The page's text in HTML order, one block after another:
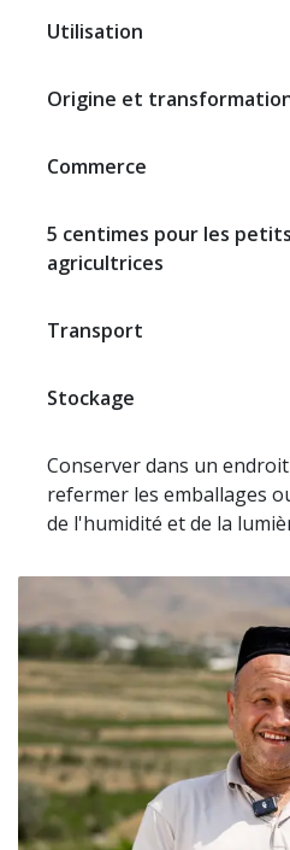
Utilisation
Origine et
Commerce
5 centimes pour les
agricultrices
Transport
Stockage​
Conserver dans un
refermer les emballages
de l'humidité et de la